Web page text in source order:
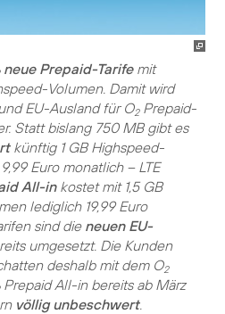
neue Prepaid-Tarifemit
Volumen. Damit wird
EU-Ausland für O2Prepaid-
Statt bislang 750 MB gibt es
künftig 1 GB Highspeed-
Euro monatlich – LTE
All-inkostet mit 1,5 GB
lediglich 19,99 Euro
sind die neuen EU-
umgesetzt. Die Kunden
deshalb mit dem O2
Prepaid All-in bereits ab März
völlig unbeschwert.